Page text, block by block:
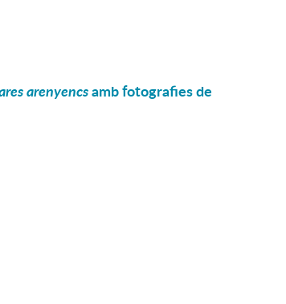
arenyencsamb fotografies de